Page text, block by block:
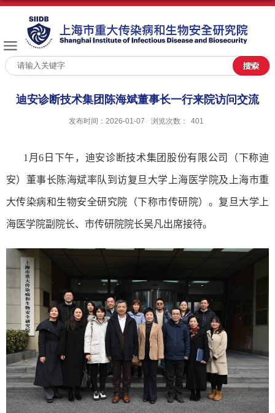
迪安诊断技术集团陈海斌董事长一行来院访问交流
发布时间：2026-01-07 浏览次数： 401
1月6 日下午，迪安诊断技术集团股份有限公司（下称迪
安）董事长陈海斌率队到访复旦大学上海医学院及上海市重
大传染病和生物安全研究院（下称市传研院）。复旦大学上
海医学院副院长、市传研院院长吴凡出席接待。